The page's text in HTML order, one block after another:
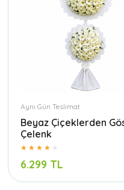
Aynı Gün Teslimat
Beyaz Çiçeklerden
Çelenk
6.299 TL